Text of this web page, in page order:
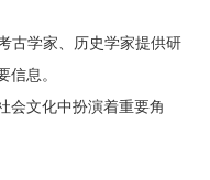
古学家、历史学家提供研
信息。
会文化中扮演着重要角